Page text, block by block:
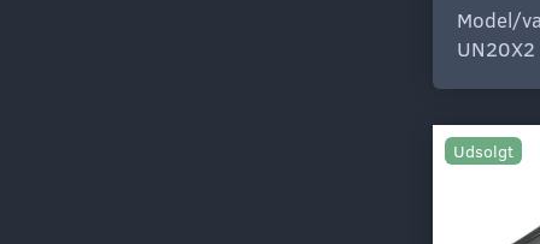
Model/
UN20X2
Udsolgt